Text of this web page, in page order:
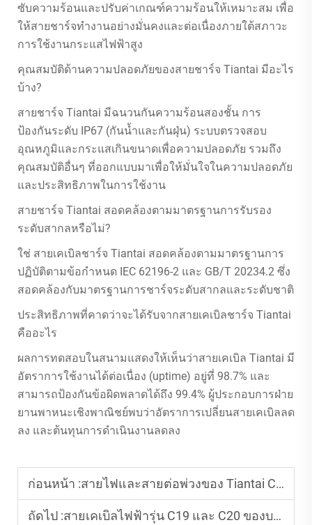
ซับความร้อนและปรับค่าเกณฑ์ความร้อนให้เหมาะสม เพื่อ
ให้สายชาร์จทำงานอย่างมั่นคงและต่อเนื่องภายใต้สภาวะ
การใช้งานกระแสไฟฟ้าสูง
คุณสมบัติด้านความปลอดภัยของสายชาร์จ Tiantai มีอะไร
บ้าง?
สายชาร์จ Tiantai มีฉนวนกันความร้อนสองชั้น การ
ป้องกันระดับ IP67 (กันน้ำและกันฝุ่น) ระบบตรวจสอบ
อุณหภูมิและกระแสเกินขนาดเพื่อความปลอดภัย รวมถึง
คุณสมบัติอื่นๆ ที่ออกแบบมาเพื่อให้มั่นใจในความปลอดภัย
และประสิทธิภาพในการใช้งาน
สายชาร์จ Tiantai สอดคล้องตามมาตรฐานการรับรอง
ระดับสากลหรือไม่?
ใช่ สายเคเบิลชาร์จ Tiantai สอดคล้องตามมาตรฐานการ
ปฏิบัติตามข้อกำหนด IEC 62196-2 และ GB/T 20234.2 ซึ่ง
สอดคล้องกับมาตรฐานการชาร์จระดับสากลและระดับชาติ
ประสิทธิภาพที่คาดว่าจะได้รับจากสายเคเบิลชาร์จ Tiantai
คืออะไร
ผลการทดสอบในสนามแสดงให้เห็นว่าสายเคเบิล Tiantai มี
อัตราการใช้งานได้ต่อเนื่อง (uptime) อยู่ที่ 98.7% และ
สามารถป้องกันข้อผิดพลาดได้ถึง 99.4% ผู้ประกอบการฝ่าย
ยานพาหนะเชิงพาณิชย์พบว่าอัตราการเปลี่ยนสายเคเบิลลด
ลง และต้นทุนการดำเนินงานลดลง
ก่อนหน้า :สายไฟและสายต่อพ่วงของ Tiantai Cable ติดตั้งและใช้งานง่ายหรือไม่?
ถัดไป :สายเคเบิลไฟฟ้ารุ่น C19 และ C20 ของบริษัท Tiantai Cable สามารถปรับแต่งให้ใช้วัสดุหุ้มฉนวนชนิดต่าง ๆ ได้หรือไม่?